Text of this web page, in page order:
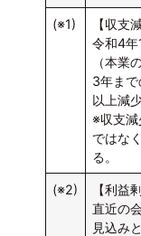
(※1)
【収支
令和4年
（本業
3年ま
以上減
※収支減
ではな
る。
(※2)
【利益
直近の
見込み